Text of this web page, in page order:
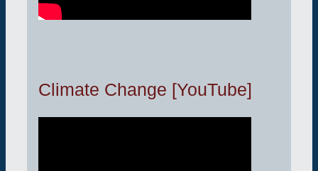
Climate Change [YouTube]